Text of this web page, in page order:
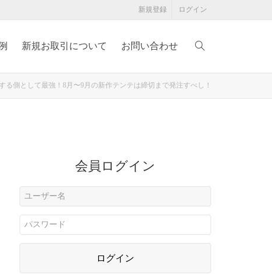
新規登録 ログイン
新規お取引について お問い合わせ
る側として最強！8月〜9月の新作テンテは締切まで発注すべし！
会員ログイン
ログイン